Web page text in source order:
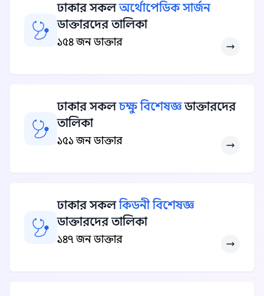
ঢাকার সকলঅর্থোপেডিক সার্জন
ডাক্তারদের তালিকা
১৫৪ জন ডাক্তার
ঢাকার সকলচক্ষু বিশেষজ্ঞডাক্তারদের
তালিকা
১৫১ জন ডাক্তার
ঢাকার সকলকিডনী বিশেষজ্ঞ
ডাক্তারদের তালিকা
১৪৭ জন ডাক্তার